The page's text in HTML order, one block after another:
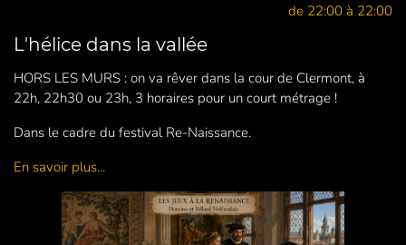
de 22:00 à 22:00
L'hélice dans la vallée
HORS LES MURS : on va rêver dans la cour de Clermont, à
22h, 22h30 ou 23h, 3 horaires pour un court métrage !
Dans le cadre du festival Re-Naissance.
En savoir plus...